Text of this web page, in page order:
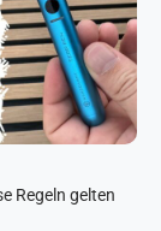
Regeln gelten